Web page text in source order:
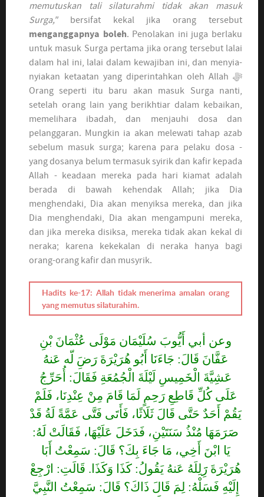
memutuskan tali silaturahmi tidak akan masuk
Surga,"bersifat kekal jika orang tersebut
menganggapnya boleh. Penolakan ini juga berlaku
untuk masuk Surga pertama jika orang tersebut lalai
dalam hal ini, lalai dalam kewajiban ini, dan menyia-
nyiakan ketaatan yang diperintahkan oleh Allah ﷻ
Orang seperti itu baru akan masuk Surga nanti,
setelah orang lain yang berikhtiar dalam kebaikan,
memelihara ibadah, dan menjauhi dosa dan
pelanggaran. Mungkin ia akan melewati tahap azab
sebelum masuk surga; karena para pelaku dosa -
yang dosanya belum termasuk syirik dan kafir kepada
Allah - keadaan mereka pada hari kiamat adalah
berada di bawah kehendak Allah; jika Dia
menghendaki, Dia akan menyiksa mereka, dan jika
Dia menghendaki, Dia akan mengampuni mereka,
dan jika mereka disiksa, mereka tidak akan kekal di
neraka; karena kekekalan di neraka hanya bagi
orang-orang kafir dan musyrik.
Hadits ke-17: Allah tidak menerima amalan orang
yang memutus silaturahim.
وعن أبي أَيُّوبَ سُلَيْمَان مَوْلَى عُثْمَانَ بْنِ
عَفَّانَ قَالَ: جَاءَنَا أَبُو هُرَيْرَةَ رَضَِ لّه عَنهُ
عَشِيَّةَ الْخَمِيسِ لَيْلَةَ الْجُمُعَةِ فَقَالَ: أُحَرِّجُ
عَلَى كُلِّ قَاطِعِ رَحِمٍ لَمَا قَامَ مِنْ عِنْدِنَا، فَلَمْ
يَقُمْ أَحَدٌ حَتَّى قَالَ ثَلَاثًا، فَأَتَى فَتَّى عَمَّةً لَةُ قَدْ
صَرَمَهَا مُنْذُ سَنَتَيْنِ، فَدَخَلَ عَلَيْهَا، فَقَالَتْ لَهُ:
يَا ابْنَ أَخِي، مَا جَاءَ بِكَ؟ قَالَ: سَمِعْتُ أَبَا
هُرَيْرَةَ رََِلِلَهُ عَنهُ يَقُولُ: كَذَا وَكَذَا. قَالَتِ: ارْجِعْ
إِلَيْهِ فَسَلْهُ: لِمَ قَالَ ذَاكَ؟ قَالَ: سَمِعْتُ النَّبِيَّ